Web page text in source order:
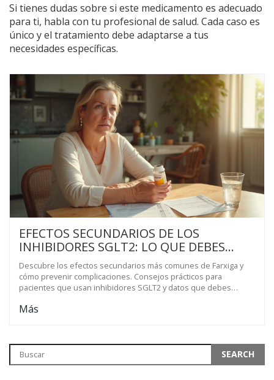
Si tienes dudas sobre si este medicamento es adecuado
para ti, habla con tu profesional de salud. Cada caso es
único y el tratamiento debe adaptarse a tus
necesidades específicas.
EFECTOS SECUNDARIOS DE LOS
INHIBIDORES SGLT2: LO QUE DEBES
VIGILAR CON FARXIGA
Descubre los efectos secundarios más comunes de Farxiga y
cómo prevenir complicaciones. Consejos prácticos para
pacientes que usan inhibidores SGLT2 y datos que debes
Más